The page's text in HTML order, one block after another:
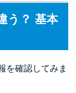
を選ぶべき4つ
う？ 基本
を確認してみま